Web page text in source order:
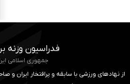
فدراسیون وزنه
جمهوری اسلامی
از نهادهای ورزشی با سابقه و پرافتخار ایران و